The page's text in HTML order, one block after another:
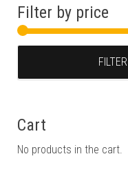
Filter by price
FILTER
Cart
No products in the cart.